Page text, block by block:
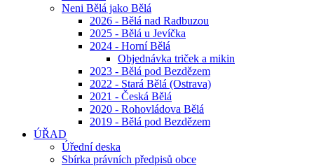
Neni Bělá jako Bělá
2026 - Bělá nad Radbuzou
2025 - Bělá u Jevíčka
2024 - Horní Bělá
Objednávka triček a mikin
2023 - Bělá pod Bezdězem
2022 - Stará Bělá (Ostrava)
2021 - Česká Bělá
2020 - Rohovládova Bělá
2019 - Bělá pod Bezdězem
ÚŘAD
Úřední deska
Sbírka právních předpisů obce